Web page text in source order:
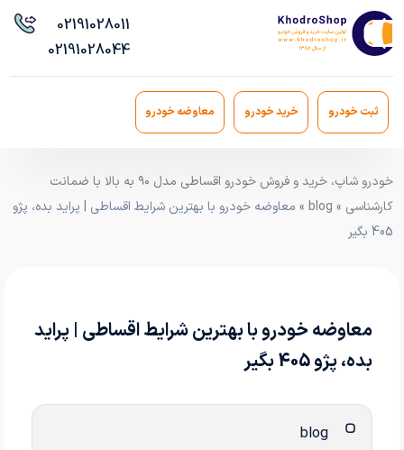
02191028011
02191028044
ثبت خودرو خرید خودرو معاوضه خودرو
خودرو شاپ، خرید و فروش خودرو اقساطی مدل ۹۰ به بالا با ضمانت
کارشناسی »
blog » معاوضه خودرو با بهترین شرایط اقساطی | پراید بده، پژو
405 بگیر
معاوضه خودرو با بهترین شرایط اقساطی | پراید
بده، پژو 405 بگیر